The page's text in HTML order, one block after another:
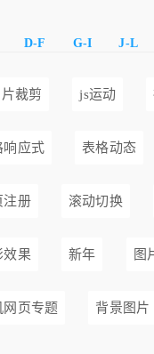
D-F G-I J-L
裁剪 js运动
响应式 表格动态
注册 滚动切换
效果 新年 图
网页专题 背景图片